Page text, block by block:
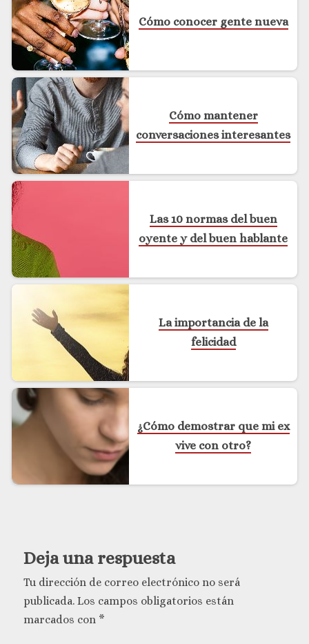
Cómo conocer gente nueva
Cómo mantener
conversaciones interesantes
Las 10 normas del buen
oyente y del buen hablante
La importancia de la
felicidad
¿Cómo demostrar que mi ex
vive con otro?
Deja una respuesta
Tu dirección de correo electrónico no será
publicada. Los campos obligatorios están
marcados con *